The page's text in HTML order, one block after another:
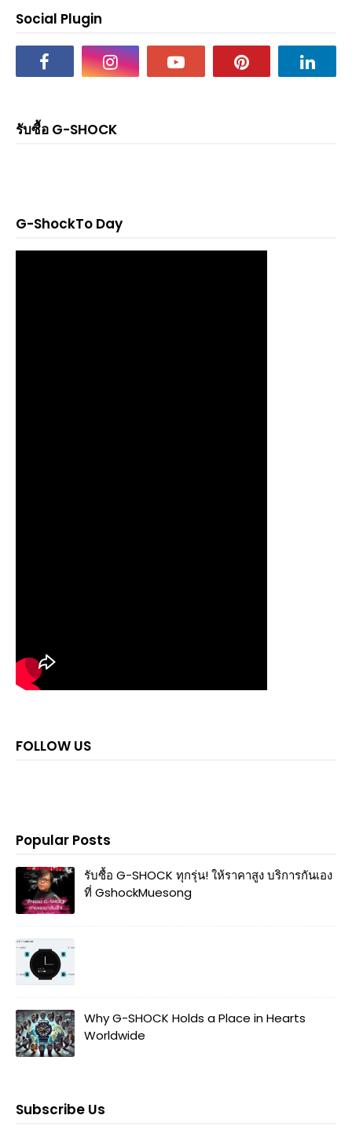
Social Plugin
รับซื้อ G-SHOCK
G-ShockTo Day
FOLLOW US
Popular Posts
รับซื้อ G-SHOCK ทุกรุ่น! ให้ราคาสูง บริการกันเอง
ที่ GshockMuesong
Why G-SHOCK Holds a Place in Hearts
Worldwide
Subscribe Us